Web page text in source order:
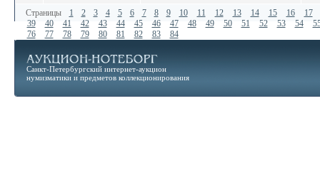
Страницы 1 2 3 4 5 6 7 8 9 10 11 12 13 14 15 16
17
39
40 41 42 43 44 45 46 47 48 49 50 51 52 53 54
76
77 78 79 80 81 82 83 84
Санкт-Петербургский интернет-аукцион
нумизматики и предметов коллекционирования